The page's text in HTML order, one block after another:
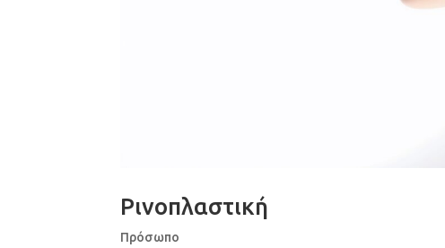
Ρινοπλαστική
Πρόσωπο